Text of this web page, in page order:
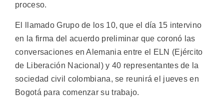
proceso.
El llamado Grupo de los 10, que el día 15 intervino
en la firma del acuerdo preliminar que coronó las
conversaciones en Alemania entre el ELN (Ejército
de Liberación Nacional) y 40 representantes de la
sociedad civil colombiana, se reunirá el jueves en
Bogotá para comenzar su trabajo.